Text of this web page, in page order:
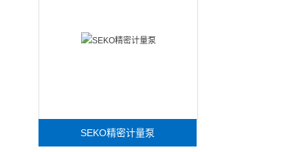
SEKO精密计量泵